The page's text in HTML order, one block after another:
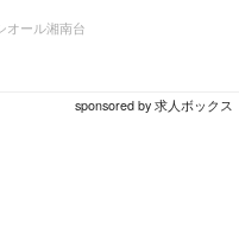
オール湘南台
sponsored by 求人ボックス